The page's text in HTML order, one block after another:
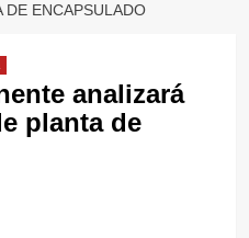
DE ENCAPSULADO
analizará
planta de